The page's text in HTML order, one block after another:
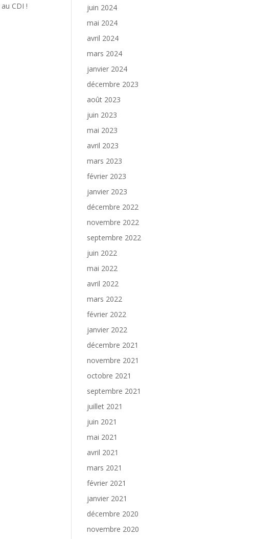
CDI !
juin 2024
mai 2024
avril 2024
mars 2024
janvier 2024
décembre 2023
août 2023
juin 2023
mai 2023
avril 2023
mars 2023
février 2023
janvier 2023
décembre 2022
novembre 2022
septembre 2022
juin 2022
mai 2022
avril 2022
mars 2022
février 2022
janvier 2022
décembre 2021
novembre 2021
octobre 2021
septembre 2021
juillet 2021
juin 2021
mai 2021
avril 2021
mars 2021
février 2021
janvier 2021
décembre 2020
novembre 2020